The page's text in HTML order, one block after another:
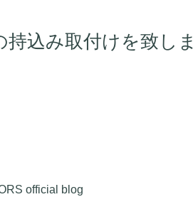
込み取付けを致しま
official blog